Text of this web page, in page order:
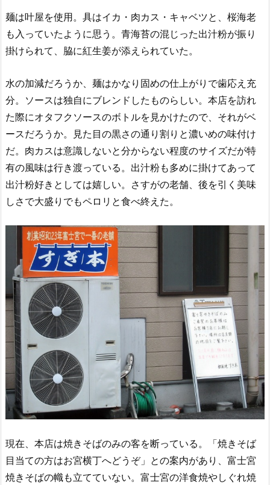
麺は叶屋を使用。具はイカ・肉カス・キャベツと、桜海老
も入っていたように思う。青海苔の混じった出汁粉が振り
掛けられて、脇に紅生姜が添えられていた。
水の加減だろうか、麺はかなり固めの仕上がりで歯応え充
分。ソースは独自にブレンドしたものらしい。本店を訪れ
た際にオタフクソースのボトルを見かけたので、それがベ
ースだろうか。見た目の黒さの通り割りと濃いめの味付け
だ。肉カスは意識しないと分からない程度のサイズだが特
有の風味は行き渡っている。出汁粉も多めに掛けてあって
出汁粉好きとしては嬉しい。さすがの老舗、後を引く美味
しさで大盛りでもペロリと食べ終えた。
現在、本店は焼きそばのみの客を断っている。「焼きそば
目当ての方はお宮横丁へどうぞ」との案内があり、富士宮
焼きそばの幟も立てていない。富士宮の洋食焼やしぐれ焼